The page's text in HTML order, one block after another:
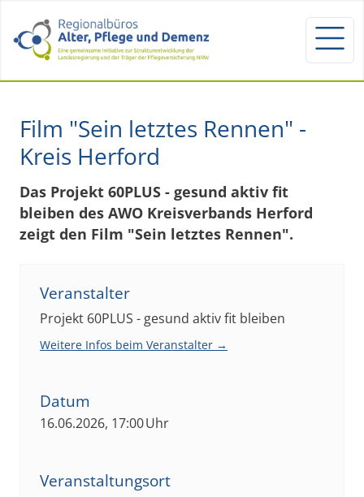
Film "Sein letztes Rennen" -
Kreis Herford
Das Projekt 60PLUS - gesund aktiv fit
bleiben des AWO Kreisverbands Herford
zeigt den Film "Sein letztes Rennen".
Veranstalter
Projekt 60PLUS - gesund aktiv fit bleiben
Weitere Infos beim Veranstalter →
Datum
16.06.2026, 17:00 Uhr
Veranstaltungsort